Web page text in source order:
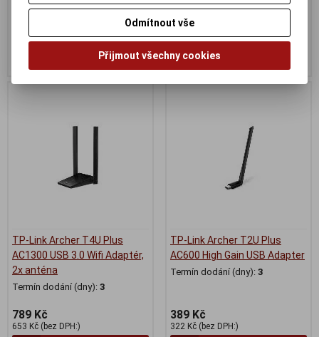
372 Kč (bez DPH:)
Koupit
479 Kč
396 Kč (bez DPH:)
TP-Link Archer T4U Plus
AC1300 USB 3.0 Wifi Adaptér,
2x anténa
Termín dodání (dny): 3
789 Kč
653 Kč (bez DPH:)
TP-Link Archer T2U Plus
AC600 High Gain USB Adapter
Termín dodání (dny): 3
389 Kč
322 Kč (bez DPH:)
Odmítnout vše
Přijmout všechny cookies